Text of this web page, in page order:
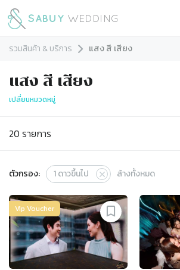
รวมสินค้า & บริการ แสง สี เสียง
แสง สี เสียง
เปลี่ยนหมวดหมู่
20 รายการ
ตัวกรอง: 1ดาวขึ้นไป ล้างทั้งหมด
Vip Voucher